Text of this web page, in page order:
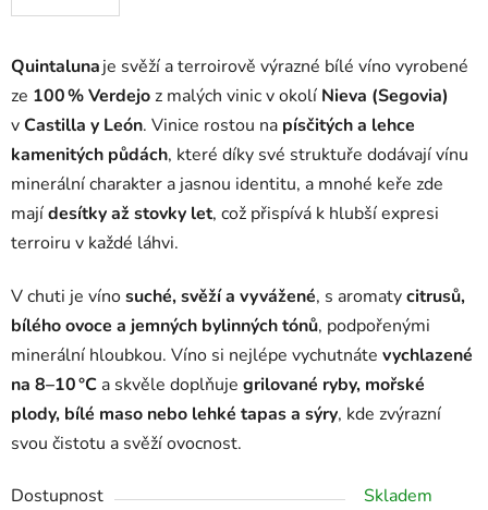
Quintalunaje svěží a terroirově výrazné bílé víno vyrobené
ze 100 % Verdejoz malých vinic v okolí Nieva (Segovia)
vCastilla y León. Vinice rostou na písčitých a lehce
kamenitých půdách, které díky své struktuře dodávají vínu
minerální charakter a jasnou identitu, a mnohé keře zde
majídesítky až stovky let, což přispívá k hlubší expresi
terroiru v každé láhvi.
V chuti je vínosuché, svěží a vyvážené, s aromatycitrusů,
bílého ovoce a jemných bylinných tónů, podpořenými
minerální hloubkou. Víno si nejlépe vychutnáte vychlazené
na 8–10 °C a skvěle doplňuje grilované ryby, mořské
plody, bílé maso nebo lehké tapas a sýry, kde zvýrazní
svou čistotu a svěží ovocnost.
Dostupnost
Skladem